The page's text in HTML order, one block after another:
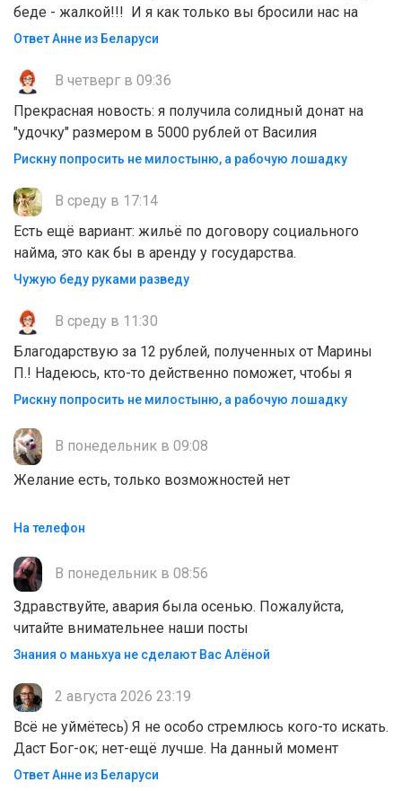
беде - жалкой!!! И я как только вы бросили нас на
Ответ Анне из Беларуси
В четверг в 09:36
Прекрасная новость: я получила солидный донат на
"удочку" размером в 5000 рублей от Василия
Рискну попросить не милостыню, а рабочую лошадку
В среду в 17:14
Есть ещё вариант: жильё по договору социального
найма, это как бы в аренду у государства.
Чужую беду руками разведу
В среду в 11:30
Благодарствую за 12 рублей, полученных от Марины
П.! Надеюсь, кто-то действенно поможет, чтобы я
Рискну попросить не милостыню, а рабочую лошадку
В понедельник в 09:08
Желание есть, только возможностей нет
На телефон
В понедельник в 08:56
Здравствуйте, авария была осенью. Пожалуйста,
читайте внимательнее наши посты
Знания о маньхуа не сделают Вас Алëной
2 августа 2026 23:19
Всё не уймётесь) Я не особо стремлюсь кого-то искать.
Даст Бог-ок; нет-ещё лучше. На данный момент
Ответ Анне из Беларуси